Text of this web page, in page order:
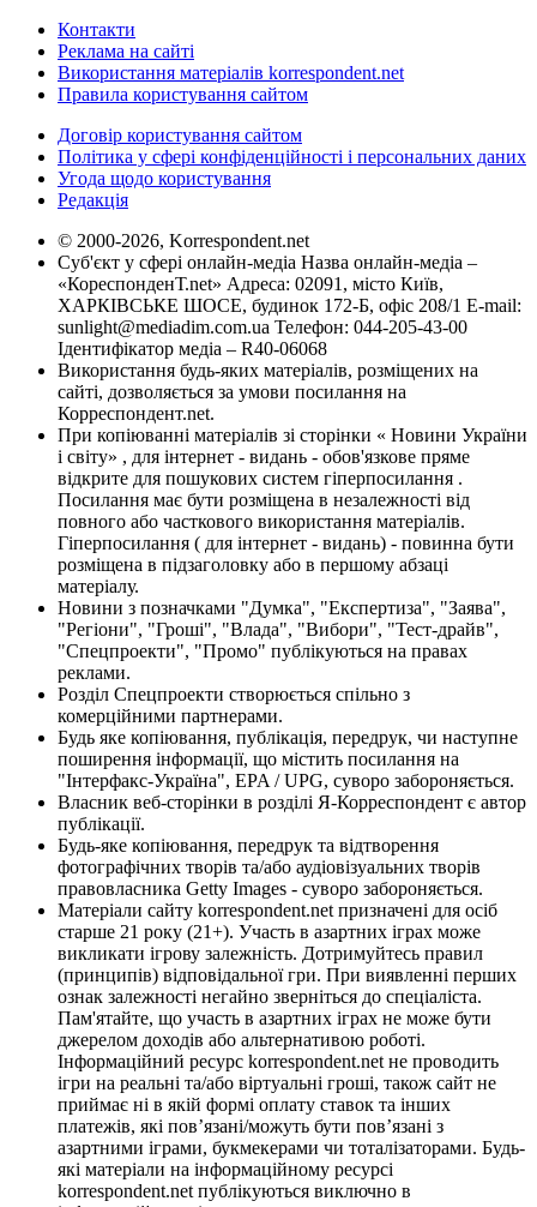
Контакти
Реклама на сайті
Використання матеріалів korrespondent.net
Правила користування сайтом
Договір користування сайтом
Політика у сфері конфіденційності і персональних даних
Угода щодо користування
Редакція
© 2000-2026, Korrespondent.net
Суб'єкт у сфері онлайн-медіа Назва онлайн-медіа –
«КореспонденТ.net» Адреса: 02091, місто Київ,
ХАРКІВСЬКЕ ШОСЕ, будинок 172-Б, офіс 208/1 E-mail:
sunlight@mediadim.com.ua Телефон: 044-205-43-00
Ідентифікатор медіа – R40-06068
Використання будь-яких матеріалів, розміщених на
сайті, дозволяється за умови посилання на
Корреспондент.net.
При копіюванні матеріалів зі сторінки « Новини України
і світу» , для інтернет - видань - обов'язкове пряме
відкрите для пошукових систем гіперпосилання .
Посилання має бути розміщена в незалежності від
повного або часткового використання матеріалів.
Гіперпосилання ( для інтернет - видань) - повинна бути
розміщена в підзаголовку або в першому абзаці
матеріалу.
Новини з позначками "Думка", "Експертиза", "Заява",
"Регіони", "Гроші", "Влада", "Вибори", "Тест-драйв",
"Спецпроекти", "Промо" публікуються на правах
реклами.
Розділ Спецпроекти створюється спільно з
комерційними партнерами.
Будь яке копіювання, публікація, передрук, чи наступне
поширення інформації, що містить посилання на
"Інтерфакс-Україна", EPA / UPG, суворо забороняється.
Власник веб-сторінки в розділі Я-Корреспондент є автор
публікації.
Будь-яке копіювання, передрук та відтворення
фотографічних творів та/або аудіовізуальних творів
правовласника Getty Images - суворо забороняється.
Матеріали сайту korrespondent.net призначені для осіб
старше 21 року (21+). Участь в азартних іграх може
викликати ігрову залежність. Дотримуйтесь правил
(принципів) відповідальної гри. При виявленні перших
ознак залежності негайно зверніться до спеціаліста.
Пам'ятайте, що участь в азартних іграх не може бути
джерелом доходів або альтернативою роботі.
Інформаційний ресурс korrespondent.net не проводить
ігри на реальні та/або віртуальні гроші, також сайт не
приймає ні в якій формі оплату ставок та інших
платежів, які пов’язані/можуть бути пов’язані з
азартними іграми, букмекерами чи тоталізаторами. Будь-
які матеріали на інформаційному ресурсі
korrespondent.net публікуються виключно в